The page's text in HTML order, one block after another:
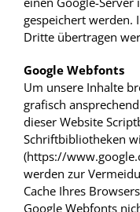
gespeichert werden.
Dritte übertragen
Google Webfonts
Um unsere Inhalte
grafisch
dieser Website
Schriftbibliotheken
(https://
werden zur
Cache Ihres
Google Webfonts